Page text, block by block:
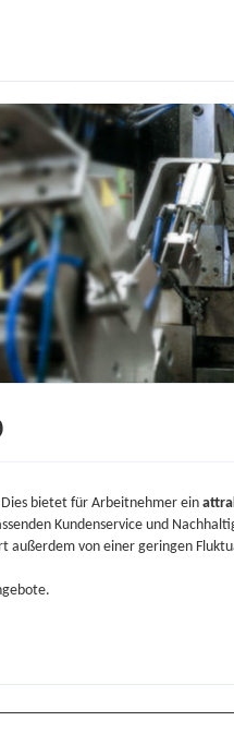
bietet für Arbeitnehmer ein
Kundenservice und
von einer geringen